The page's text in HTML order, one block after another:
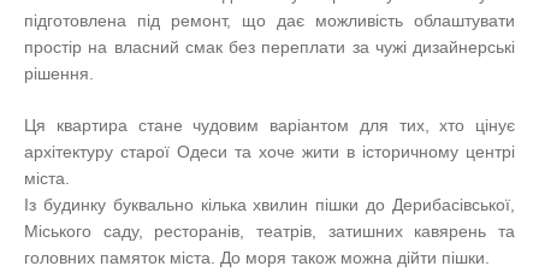
підготовлена під ремонт, що дає можливість облаштувати
простір на власний смак без переплати за чужі дизайнерські
рішення.
Ця квартира стане чудовим варіантом для тих, хто цінує
архітектуру старої Одеси та хоче жити в історичному центрі
міста.
Із будинку буквально кілька хвилин пішки до Дерибасівської,
Міського саду, ресторанів, театрів, затишних кавярень та
головних памяток міста. До моря також можна дійти пішки.